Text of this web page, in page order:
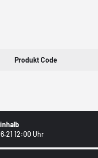
Produkt Code
12:00 Uhr